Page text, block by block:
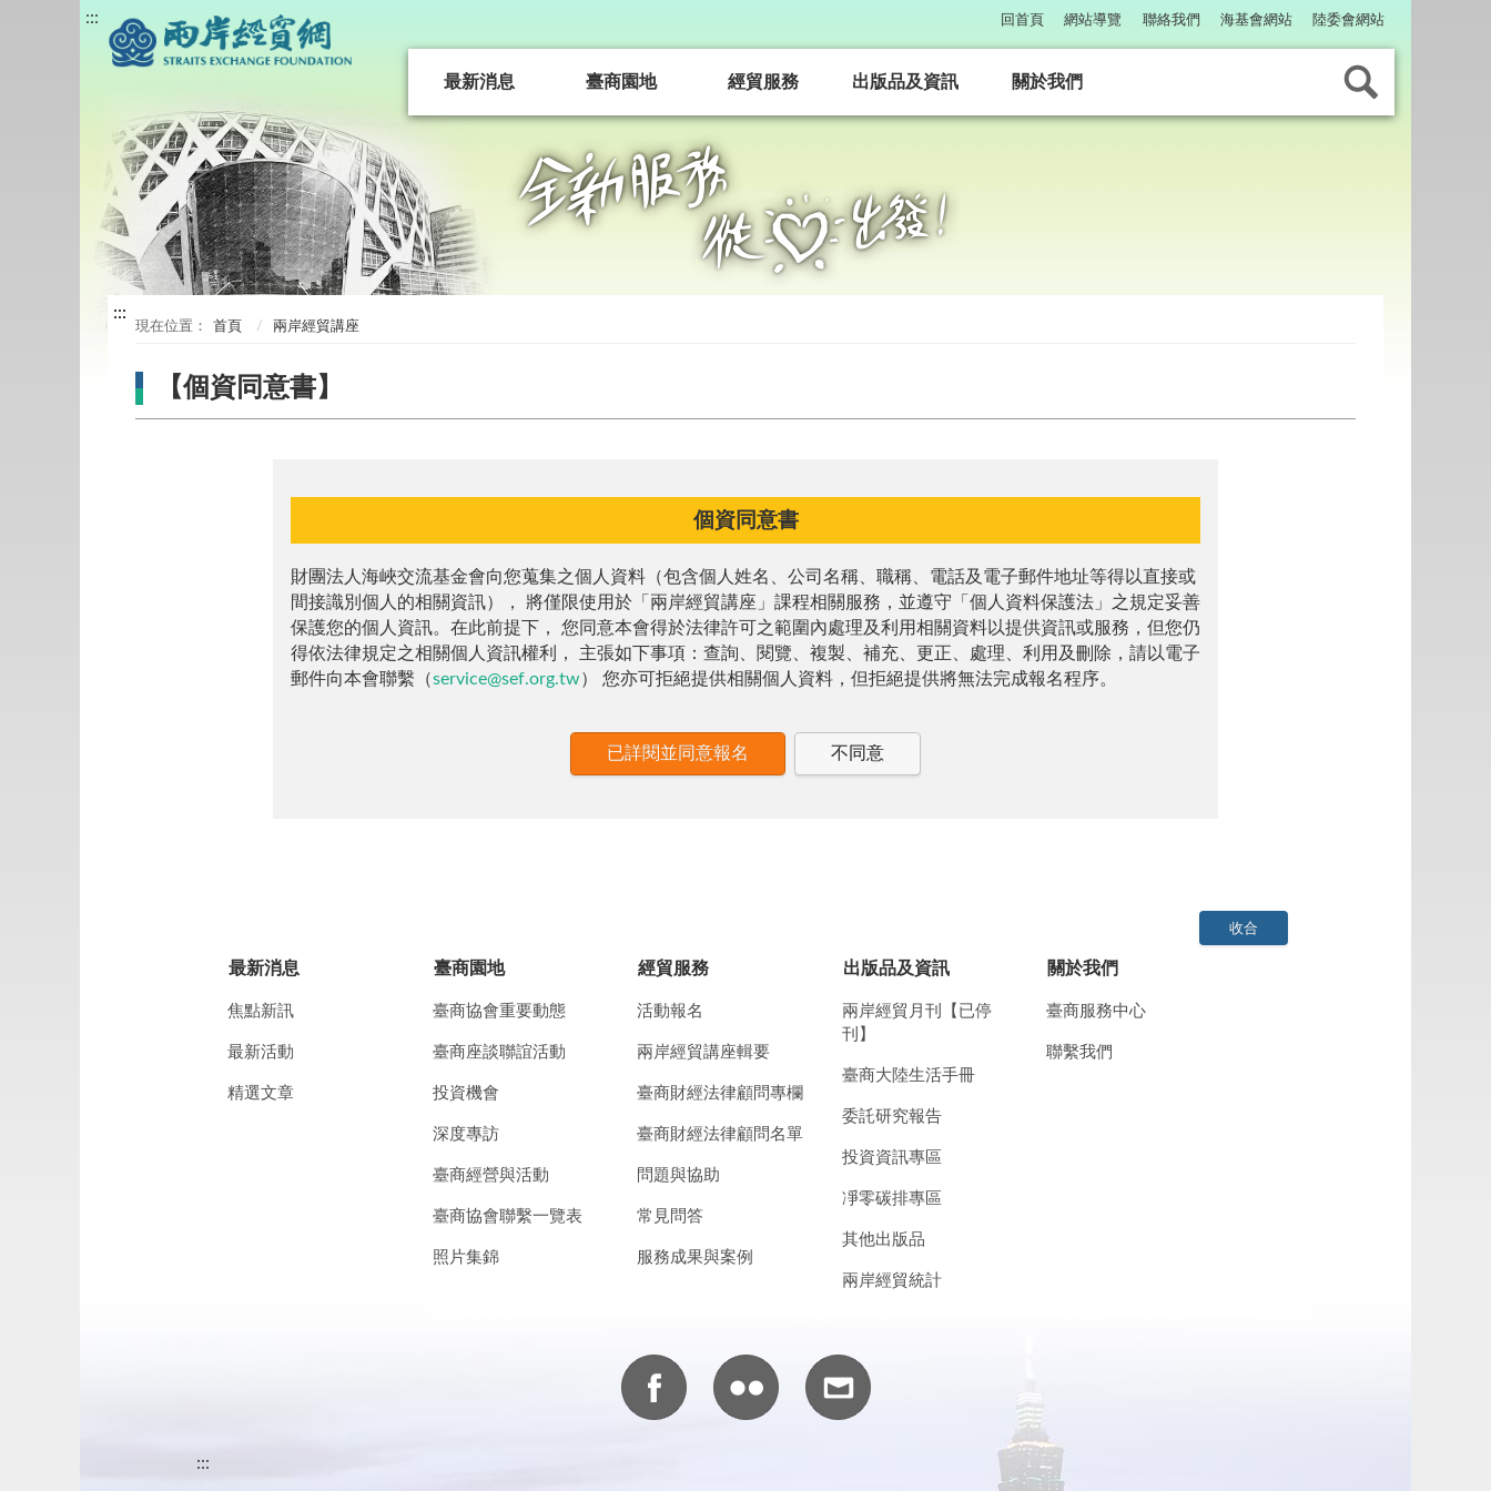
回首頁 網站導覽 聯絡我們 海基會網站 陸委會網站
:::
最新消息 臺商園地 經貿服務 出版品及資訊 關於我們
:::
:::
首頁 兩岸經貿講座
【個資同意書】
個資同意書
財團法人海峽交流基金會向您蒐集之個人資料（包含個人姓名、公司名稱、職稱、電話及電子郵件地址等得以直接或
間接識別個人的相關資訊）， 將僅限使用於「兩岸經貿講座」課程相關服務，並遵守「個人資料保護法」之規定妥善
保護您的個人資訊。在此前提下， 您同意本會得於法律許可之範圍內處理及利用相關資料以提供資訊或服務，但您仍
得依法律規定之相關個人資訊權利， 主張如下事項：查詢、閱覽、複製、補充、更正、處理、利用及刪除，請以電子
郵件向本會聯繫（service@sef.org.tw） 您亦可拒絕提供相關個人資料，但拒絕提供將無法完成報名程序。
已詳閱並同意報名 不同意
收合
最新消息
焦點新訊
最新活動
精選文章
臺商園地
臺商協會重要動態
臺商座談聯誼活動
投資機會
深度專訪
臺商經營與活動
臺商協會聯繫一覽表
照片集錦
經貿服務
活動報名
兩岸經貿講座輯要
臺商財經法律顧問專欄
臺商財經法律顧問名單
問題與協助
常見問答
服務成果與案例
出版品及資訊
兩岸經貿月刊【已停
刊】
臺商大陸生活手冊
委託研究報告
投資資訊專區
凈零碳排專區
其他出版品
兩岸經貿統計
關於我們
臺商服務中心
聯繫我們
:::